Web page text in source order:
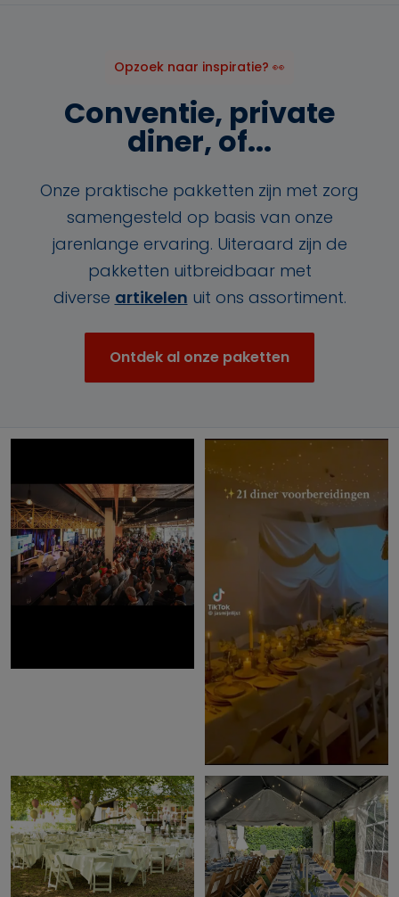
Opzoek naar inspiratie? 👀
Conventie, private
diner, of...
Onze praktische pakketten zijn met zorg
samengesteld op basis van onze
jarenlange ervaring. Uiteraard zijn de
pakketten uitbreidbaar met
diverse artikelen uit ons assortiment.
Ontdek al onze paketten